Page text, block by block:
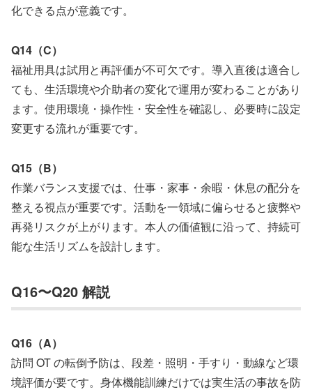
化できる点が意義です。
Q14（C）
福祉用具は試用と再評価が不可欠です。導入直後は適合し
ても、生活環境や介助者の変化で運用が変わることがあり
ます。使用環境・操作性・安全性を確認し、必要時に設定
変更する流れが重要です。
Q15（B）
作業バランス支援では、仕事・家事・余暇・休息の配分を
整える視点が重要です。活動を一領域に偏らせると疲弊や
再発リスクが上がります。本人の価値観に沿って、持続可
能な生活リズムを設計します。
Q16〜Q20 解説
Q16（A）
訪問 OT の転倒予防は、段差・照明・手すり・動線など環
境評価が要です。身体機能訓練だけでは実生活の事故を防